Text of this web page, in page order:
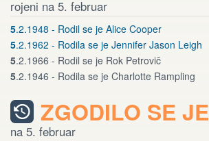
rojeni na 5. februar
5.2.1948 - Rodil se je Alice Cooper
5.2.1962 - Rodila se je Jennifer Jason Leigh
5.2.1966 - Rodil se je Rok Petrovič
5.2.1946 - Rodila se je Charlotte Rampling
ZGODILO SE JE
na 5. februar